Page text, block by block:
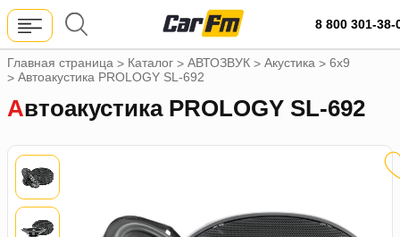
8 800 301-38-
Главная страница > Каталог > АВТОЗВУК > Акустика > 6х9
> Автоакустика PROLOGY SL-692
Автоакустика PROLOGY SL-692